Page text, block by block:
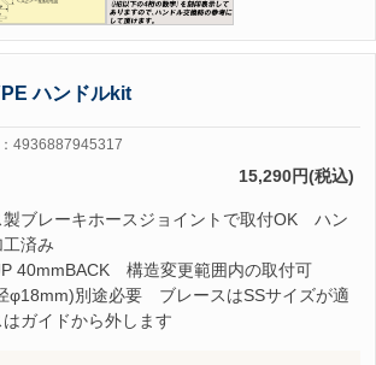
ハンドルkit
4936887945317
15,290円(税込)
製ブレーキホースジョイントで取付OK ハン
工済み
40mmBACK 構造変更範囲内の取付可
φ18mm)別途必要 ブレースはSSサイズが適
ガイドから外します